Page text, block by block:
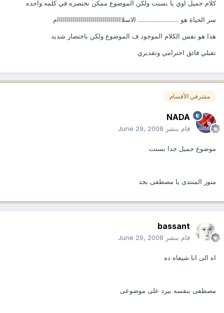
كلام جميل اوي يا بسنت ولكن الموضوع ممكن نختصره في كلمه واحده
سر الحياة هو ........................... الاسلااااااااااااااااااااااااااااااااام
هذا هو نفس الكلام الموجود ف الموضوع ولكن باختصار شديد
تقبلي فائق احترامي وتقديري
مشرفي الأقسام
NADA
قام بنشر June 29, 2008
موضوع جميل جدا بسنت
منور المنتدى يا مصطفى بجد
bassant
قام بنشر June 29, 2008
اه الى انا شيفاه ده
مصطفى بنفسه بيرد على موضوعى